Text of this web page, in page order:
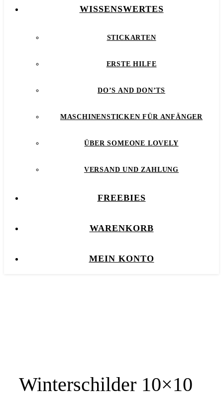
WISSENSWERTES
STICKARTEN
ERSTE HILFE
DO’S AND DON’TS
MASCHINENSTICKEN FÜR ANFÄNGER
ÜBER SOMEONE LOVELY
VERSAND UND ZAHLUNG
FREEBIES
WARENKORB
MEIN KONTO
Winterschilder 10×10